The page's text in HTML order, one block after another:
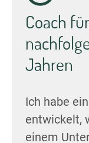
Coach
Jahren
Ich habe
entwickelt,
einem